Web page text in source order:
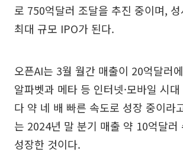
로 750억달러 조달을 추진 중이며,
최대 규모 IPO가 된다.
오픈AI는 3월 월간 매출이 20억달러
알파벳과 메타 등 인터넷·모바일 시
다 약 네 배 빠른 속도로 성장 중이라
는 2024년 말 분기 매출 약 10억달러
성장한 것이다.